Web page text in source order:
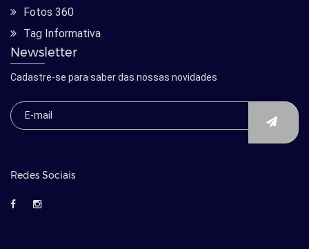
Fotos 360
Tag Informativa
Newsletter
Cadastre-se para saber das nossas novidades
Redes Sociais